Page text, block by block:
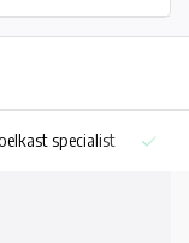
specialist